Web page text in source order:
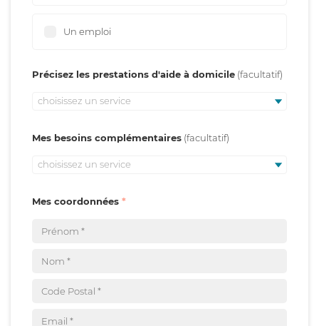
Un emploi
Précisez les prestations d'aide à domicile
choisissez un service
Mes besoins complémentaires
choisissez un service
Mes coordonnées